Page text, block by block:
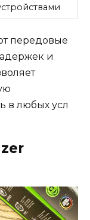
передовые
и
в любых усл